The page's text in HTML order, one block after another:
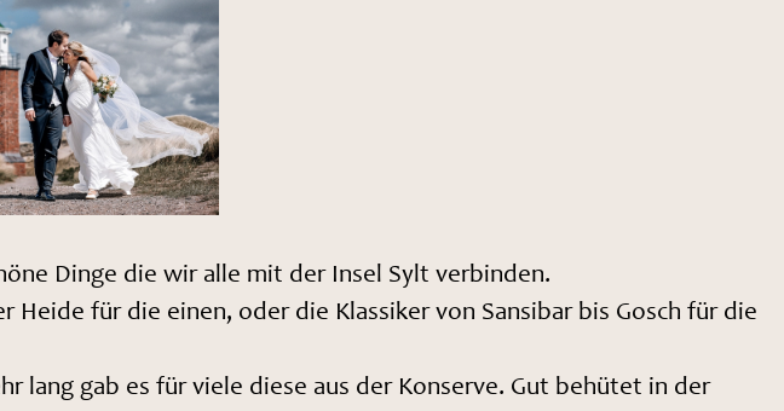
Dinge die wir alle mit der Insel Sylt verbinden.
für die einen, oder die Klassiker von Sansibar bis Gosch für die
lang gab es für viele diese aus der Konserve. Gut behütet in der